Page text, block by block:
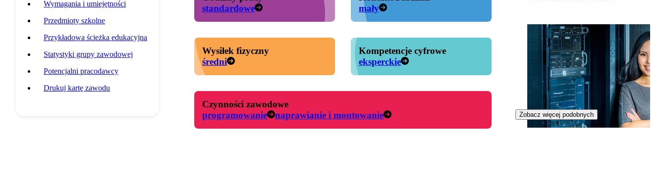
Wymagania i umiejętności
Przedmioty szkolne
Przykładowa ścieżka edukacyjna
Statystyki grupy zawodowej
Potencjalni pracodawcy
Drukuj kartę zawodu
standardowe
mały
Wysiłek fizyczny
średni
Kompetencje cyfrowe
eksperckie
Czynności zawodowe
programowanie
naprawianie i montowanie Zobacz więcej podobnych